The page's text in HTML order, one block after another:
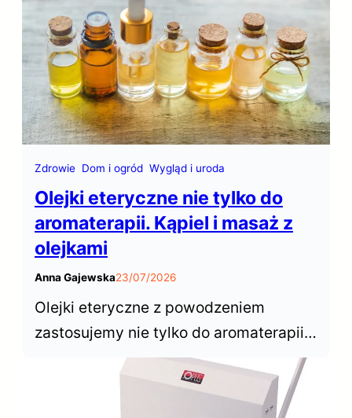
Saszetki zapachowe do szafy
pozwalają łatwo i szybko odświeżyć
naszą garderobę.
Zdrowie Dom i ogród Wygląd i uroda
Olejki eteryczne nie tylko do
aromaterapii. Kąpiel i masaż z
olejkami
Anna Gajewska23/07/2026
Olejki eteryczne z powodzeniem
zastosujemy nie tylko do aromaterapii z
użyciem dyfuzora czy kominka. Nadają
się do kąpieli, pod prysznic i do
masażu. Dowiedz się jak je bezpiecznie